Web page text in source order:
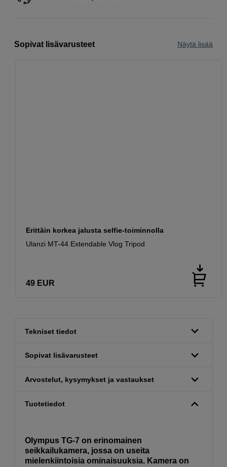
Sopivat lisävarusteet Näytä lisää
Erittäin korkea jalusta selfie-toiminnolla
Ulanzi MT-44 Extendable Vlog Tripod
49 EUR
Tekniset tiedot
Sopivat lisävarusteet
Arvostelut, kysymykset ja vastaukset
Tuotetiedot
Olympus TG-7 on erinomainen
seikkailukamera, jossa on useita
mielenkiintoisia ominaisuuksia. Kamera on